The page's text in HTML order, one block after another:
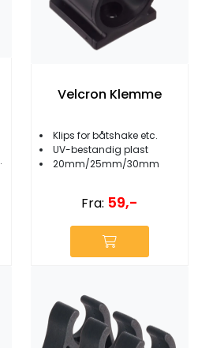
Velcron Klemme
Klips for båtshake etc.
UV-bestandig plast
20mm/25mm/30mm
Fra: 59,-